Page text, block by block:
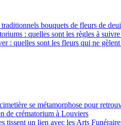
bouquets de fleurs de
: quelles sont les règles à
: quelles sont les fleurs qui ne gèlent
se métamorphose pour
de crématorium à Louviers
tissent un lien avec les Arts